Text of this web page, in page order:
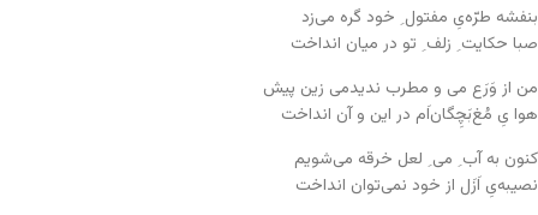
بنفشه طرّه‌یِ مفتول ِ خود گره می‌زد
صبا حکایت ِ زلف ِ تو در میان انداخت
من از وَرَع می و مطرب ندیدمی زین پیش
هوا یِ مُغ‌بَچِگان‌اَم در این و آن انداخت
کنون به آب ِ می ِ لعل خرقه می‌شویم
نصیبه‌یِ اَزَل از خود نمی‌توان انداخت